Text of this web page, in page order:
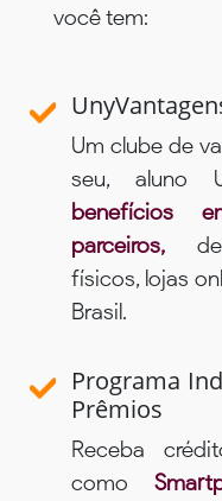
você tem:
Um clube de
seu, aluno
benefícios
parceiros,
físicos, lojas
Brasil.
Programa
Prêmios
Receba
como